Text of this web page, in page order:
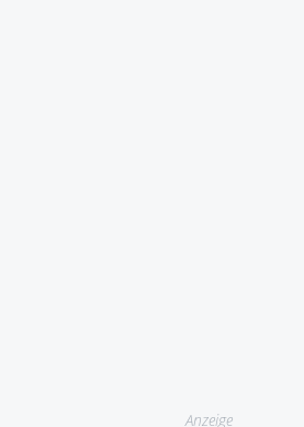
Anzeige